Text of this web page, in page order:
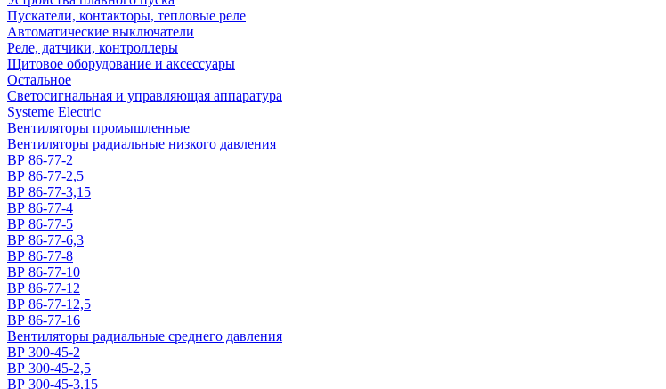
Пускатели, контакторы, тепловые реле
Автоматические выключатели
Реле, датчики, контроллеры
Щитовое оборудование и аксессуары
Остальное
Светосигнальная и управляющая аппаратура
Systeme Electric
Вентиляторы промышленные
Вентиляторы радиальные низкого давления
ВР 86-77-2
ВР 86-77-2,5
ВР 86-77-3,15
ВР 86-77-4
ВР 86-77-5
ВР 86-77-6,3
ВР 86-77-8
ВР 86-77-10
ВР 86-77-12
ВР 86-77-12,5
ВР 86-77-16
Вентиляторы радиальные среднего давления
ВР 300-45-2
ВР 300-45-2,5
ВР 300-45-3,15